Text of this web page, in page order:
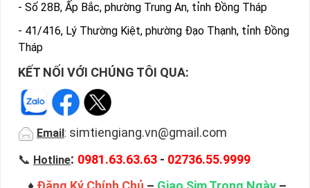
- Số 28B, Ấp Bắc, phường Trung An, tỉnh Đồng Tháp
- 41/416, Lý Thường Kiệt, phường Đạo Thạnh, tỉnh Đồng
Tháp
KẾT NỐI VỚI CHÚNG TÔI QUA:
Email: simtiengiang.vn@gmail.com
📞 Hotline: 0981.63.63.63 - 02736.55.9999